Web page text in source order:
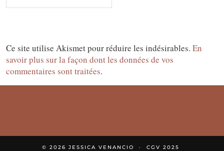
Ce site utilise Akismet pour réduire les indésirables. En
savoir plus sur la façon dont les données de vos
commentaires sont traitées.
© 2026 JESSICA VENANCIO CGV 2025